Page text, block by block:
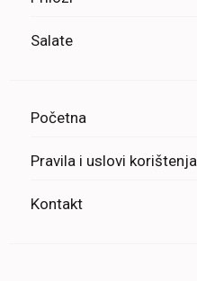
Salate
Početna
Pravila i uslovi korištenja
Kontakt